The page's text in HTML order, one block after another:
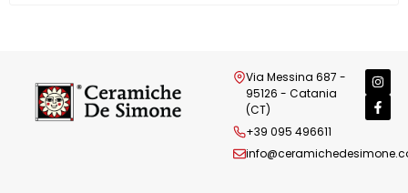
Via Messina 687 -
95126 - Catania
(CT)
+39 095 496611